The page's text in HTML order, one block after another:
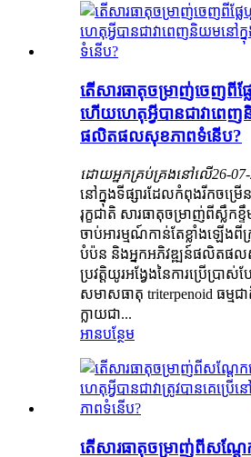
តើសារធាតុចម្រាញ់ចេញពីផ្ល
ហើយហេតុអ្វីបានជាវាពេ
ផលិតផលសុខភាពទំនើប?
ដោយអ្នកគ្រប់គ្រងនៅលើ26-
នៅក្នុងទីផ្សារដែលកំពុងរីកចម្រ
រុក្ខជាតិ សារធាតុចម្រាញ់ពីស្លឹកខ្
ចាប់អារម្មណ៍កាន់តែខ្លាំងឡើង
បំប៉ន និងអ្នកអភិវឌ្ឍន៍ផលិតផ
ប្រវត្តិយូរអង្វែងនៃការប្រើប្រា
សមាសធាតុ triterpenoid ធម្មជា
ក្លាយជា...
អានបន្ថែម
តើសារធាតុចម្រាញ់ពីសណ្ត